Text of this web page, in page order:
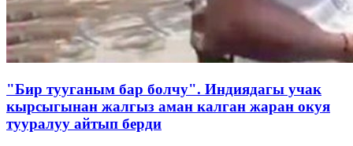
"Бир тууганым бар болчу". Индиядагы учак
кырсыгынан жалгыз аман калган жаран окуя
тууралуу айтып берди